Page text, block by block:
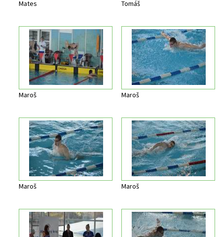
Mates Tomáš
Maroš Maroš
Maroš Maroš